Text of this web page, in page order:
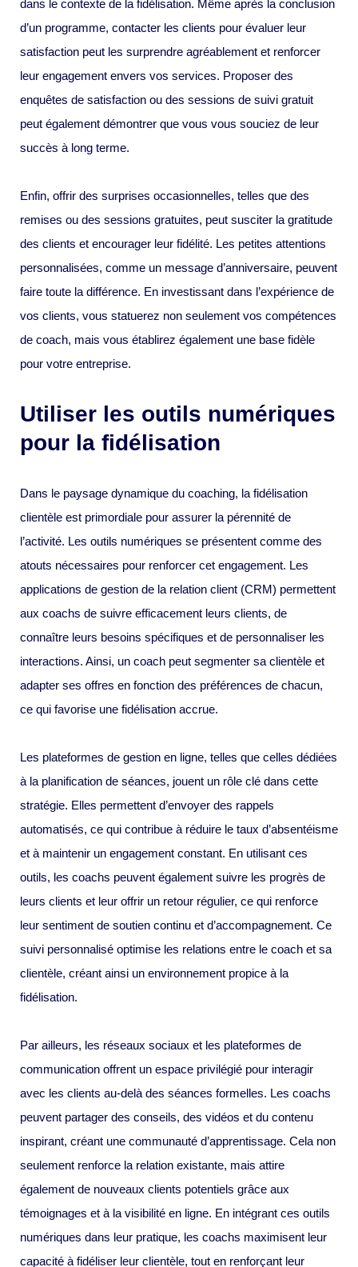
dans le contexte de la fidélisation. Même après la conclusion
d’un programme, contacter les clients pour évaluer leur
satisfaction peut les surprendre agréablement et renforcer
leur engagement envers vos services. Proposer des
enquêtes de satisfaction ou des sessions de suivi gratuit
peut également démontrer que vous vous souciez de leur
succès à long terme.
Enfin, offrir des surprises occasionnelles, telles que des
remises ou des sessions gratuites, peut susciter la gratitude
des clients et encourager leur fidélité. Les petites attentions
personnalisées, comme un message d’anniversaire, peuvent
faire toute la différence. En investissant dans l’expérience de
vos clients, vous statuerez non seulement vos compétences
de coach, mais vous établirez également une base fidèle
pour votre entreprise.
Utiliser les outils numériques
pour la fidélisation
Dans le paysage dynamique du coaching, la fidélisation
clientèle est primordiale pour assurer la pérennité de
l’activité. Les outils numériques se présentent comme des
atouts nécessaires pour renforcer cet engagement. Les
applications de gestion de la relation client (CRM) permettent
aux coachs de suivre efficacement leurs clients, de
connaître leurs besoins spécifiques et de personnaliser les
interactions. Ainsi, un coach peut segmenter sa clientèle et
adapter ses offres en fonction des préférences de chacun,
ce qui favorise une fidélisation accrue.
Les plateformes de gestion en ligne, telles que celles dédiées
à la planification de séances, jouent un rôle clé dans cette
stratégie. Elles permettent d’envoyer des rappels
automatisés, ce qui contribue à réduire le taux d’absentéisme
et à maintenir un engagement constant. En utilisant ces
outils, les coachs peuvent également suivre les progrès de
leurs clients et leur offrir un retour régulier, ce qui renforce
leur sentiment de soutien continu et d’accompagnement. Ce
suivi personnalisé optimise les relations entre le coach et sa
clientèle, créant ainsi un environnement propice à la
fidélisation.
Par ailleurs, les réseaux sociaux et les plateformes de
communication offrent un espace privilégié pour interagir
avec les clients au-delà des séances formelles. Les coachs
peuvent partager des conseils, des vidéos et du contenu
inspirant, créant une communauté d’apprentissage. Cela non
seulement renforce la relation existante, mais attire
également de nouveaux clients potentiels grâce aux
témoignages et à la visibilité en ligne. En intégrant ces outils
numériques dans leur pratique, les coachs maximisent leur
capacité à fidéliser leur clientèle, tout en renforçant leur